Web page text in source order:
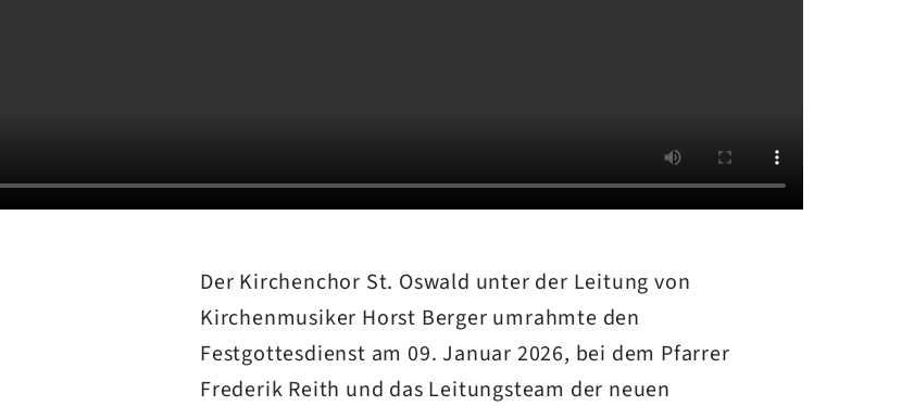
Der Kirchenchor St. Oswald unter der Leitung von
Kirchenmusiker Horst Berger umrahmte den
Festgottesdienst am 09. Januar 2026, bei dem Pfarrer
Frederik Reith und das Leitungsteam der neuen